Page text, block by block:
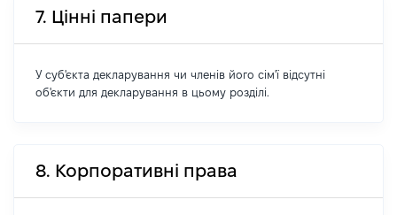
7. Цінні папери
У суб'єкта декларування чи членів його сім'ї відсутні
об'єкти для декларування в цьому розділі.
8. Корпоративні права